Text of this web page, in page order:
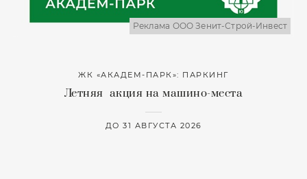
Реклама ООО Зенит-Строй-Инвест
ЖК «АКАДЕМ-ПАРК»: ПАРКИНГ
Летняя акция на машино-места
ДО 31 АВГУСТА 2026